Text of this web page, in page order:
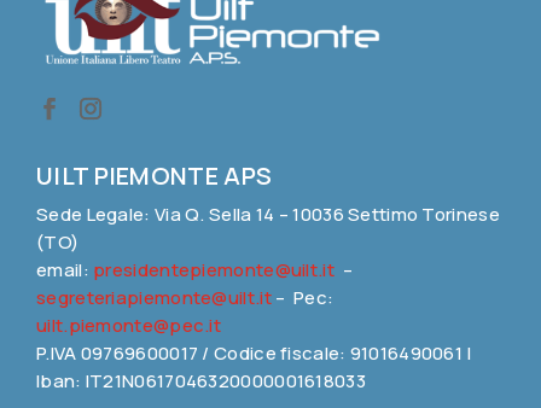
UILT PIEMONTE APS
Sede Legale: Via Q. Sella 14 – 10036 Settimo Torinese
(TO)
email: presidentepiemonte@uilt.it–
segreteriapiemonte@uilt.it– Pec:
uilt.piemonte@pec.it
P.IVA 09769600017 / Codice fiscale: 91016490061 |
Iban: IT21N0617046320000001618033